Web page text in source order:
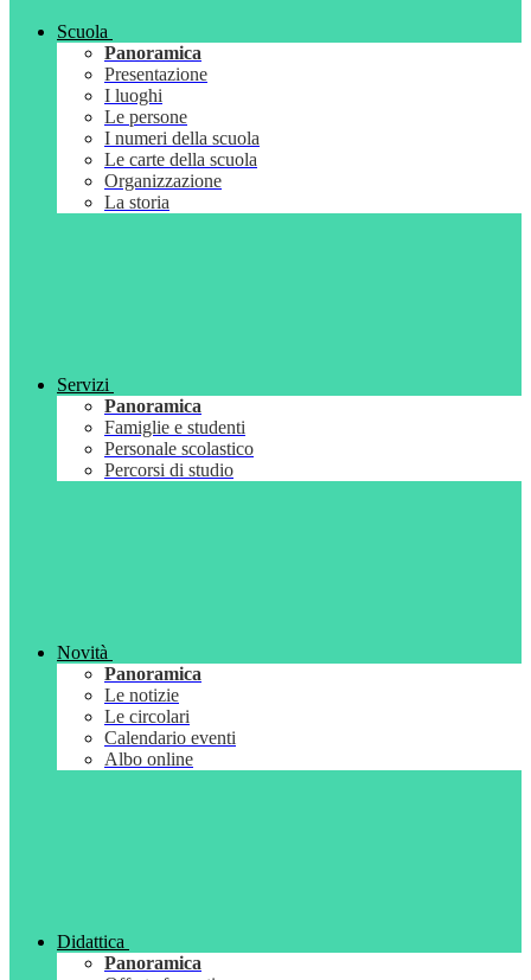
Scuola
Panoramica
Presentazione
I luoghi
Le persone
I numeri della scuola
Le carte della scuola
Organizzazione
La storia
Servizi
Panoramica
Famiglie e studenti
Personale scolastico
Percorsi di studio
Novità
Panoramica
Le notizie
Le circolari
Calendario eventi
Albo online
Didattica
Panoramica